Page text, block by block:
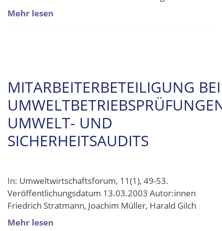
Mehr lesen
MITARBEITERBETEILIGUNG BEI
UMWELT- UND
SICHERHEITSAUDITS
In: Umweltwirtschaftsforum, 11(1), 49-53.
Veröffentlichungsdatum 13.03.2003 Autor:innen
Friedrich Stratmann, Joachim Müller, Harald Gilch
Mehr lesen